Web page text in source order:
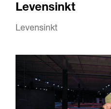
Levensinkt
Levensinkt